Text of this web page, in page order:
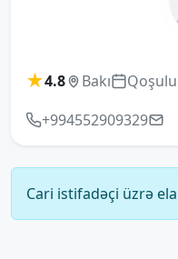
★4.8 Bakı
+994552909329
Cari istifadəçi üzrə